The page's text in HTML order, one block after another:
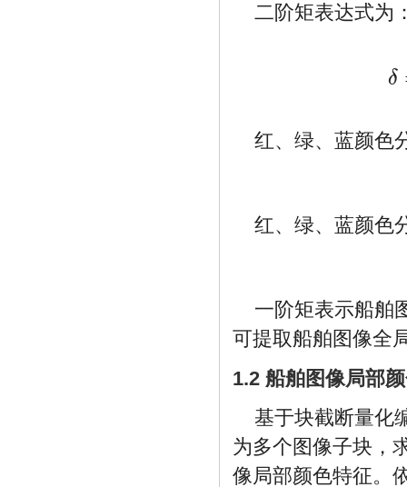
二阶矩表达式为
δ
δ= [
红、绿、蓝颜色
红、绿、蓝颜色
一阶矩表示船舶
可提取船舶图像全
1.2 船舶图像局部
基于块截断量化
为多个图像子块，
像局部颜色特征。